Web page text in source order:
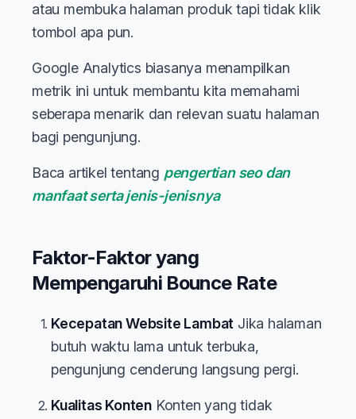
atau membuka halaman produk tapi tidak klik
tombol apa pun.
Google Analytics biasanya menampilkan
metrik ini untuk membantu kita memahami
seberapa menarik dan relevan suatu halaman
bagi pengunjung.
Baca artikel tentang pengertian seo dan
manfaat serta jenis-jenisnya
Faktor-Faktor yang
Mempengaruhi Bounce Rate
Kecepatan Website Lambat Jika halaman
butuh waktu lama untuk terbuka,
pengunjung cenderung langsung pergi.
Kualitas Konten Konten yang tidak